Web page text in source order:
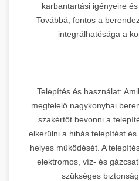
karbantartási igényeire
Továbbá, fontos a
integrálhatósága a
Telepítés és használat:
megfelelő nagykonyhai
szakértőt bevonni a
elkerülni a hibás telepítést
helyes működését. A
elektromos, víz- és
szükséges